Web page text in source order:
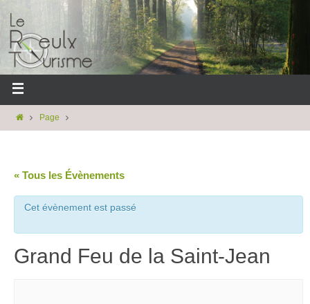
Page
« Tous les Évènements
Cet évènement est passé
Grand Feu de la Saint-Jean